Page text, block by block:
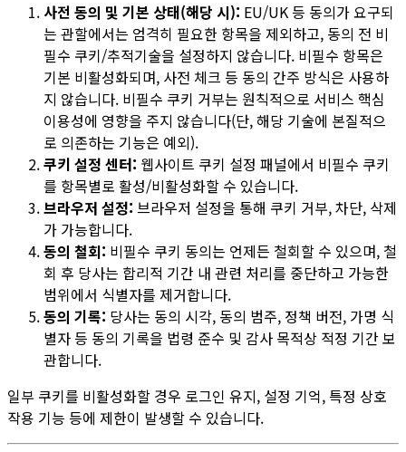
사전 동의 및 기본 상태(해당 시): EU/UK 등 동의가 요구되
는 관할에서는 엄격히 필요한 항목을 제외하고, 동의 전 비
필수 쿠키/추적기술을 설정하지 않습니다. 비필수 항목은
기본 비활성화되며, 사전 체크 등 동의 간주 방식은 사용하
지 않습니다. 비필수 쿠키 거부는 원칙적으로 서비스 핵심
이용성에 영향을 주지 않습니다(단, 해당 기술에 본질적으
로 의존하는 기능은 예외).
쿠키 설정 센터: 웹사이트 쿠키 설정 패널에서 비필수 쿠키
를 항목별로 활성/비활성화할 수 있습니다.
브라우저 설정: 브라우저 설정을 통해 쿠키 거부, 차단, 삭제
가 가능합니다.
동의 철회: 비필수 쿠키 동의는 언제든 철회할 수 있으며, 철
회 후 당사는 합리적 기간 내 관련 처리를 중단하고 가능한
범위에서 식별자를 제거합니다.
동의 기록: 당사는 동의 시각, 동의 범주, 정책 버전, 가명 식
별자 등 동의 기록을 법령 준수 및 감사 목적상 적정 기간 보
관합니다.
일부 쿠키를 비활성화할 경우 로그인 유지, 설정 기억, 특정 상호
작용 기능 등에 제한이 발생할 수 있습니다.